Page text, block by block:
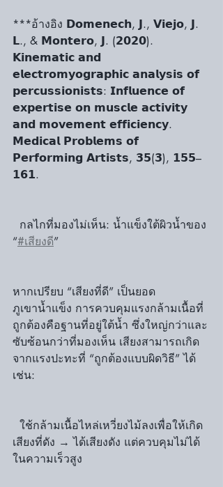
***อ้างอิง 𝗗𝗼𝗺𝗲𝗻𝗲𝗰𝗵, 𝗝., 𝗩𝗶𝗲𝗷𝗼, 𝗝.
𝗟., & 𝗠𝗼𝗻𝘁𝗲𝗿𝗼, 𝗝. (𝟮𝟬𝟮𝟬).
𝗞𝗶𝗻𝗲𝗺𝗮𝘁𝗶𝗰 𝗮𝗻𝗱
𝗲𝗹𝗲𝗰𝘁𝗿𝗼𝗺𝘆𝗼𝗴𝗿𝗮𝗽𝗵𝗶𝗰 𝗮𝗻𝗮𝗹𝘆𝘀𝗶𝘀 𝗼𝗳
𝗽𝗲𝗿𝗰𝘂𝘀𝘀𝗶𝗼𝗻𝗶𝘀𝘁𝘀: 𝗜𝗻𝗳𝗹𝘂𝗲𝗻𝗰𝗲 𝗼𝗳
𝗲𝘅𝗽𝗲𝗿𝘁𝗶𝘀𝗲 𝗼𝗻 𝗺𝘂𝘀𝗰𝗹𝗲 𝗮𝗰𝘁𝗶𝘃𝗶𝘁𝘆
𝗮𝗻𝗱 𝗺𝗼𝘃𝗲𝗺𝗲𝗻𝘁 𝗲𝗳𝗳𝗶𝗰𝗶𝗲𝗻𝗰𝘆.
𝗠𝗲𝗱𝗶𝗰𝗮𝗹 𝗣𝗿𝗼𝗯𝗹𝗲𝗺𝘀 𝗼𝗳
𝗣𝗲𝗿𝗳𝗼𝗿𝗺𝗶𝗻𝗴 𝗔𝗿𝘁𝗶𝘀𝘁𝘀, 𝟯𝟱(𝟯), 𝟭𝟱𝟱–
𝟭𝟲𝟭.
กลไกที่มองไม่เห็น: น้ำแข็งใต้ผิวน้ำของ
“#เสียงดี”
หากเปรียบ “เสียงที่ดี” เป็นยอด
ภูเขาน้ำแข็ง การควบคุมแรงกล้ามเนื้อที่
ถูกต้องคือฐานที่อยู่ใต้น้ำ ซึ่งใหญ่กว่าและ
ซับซ้อนกว่าที่มองเห็น เสียงสามารถเกิด
จากแรงปะทะที่ “ถูกต้องแบบผิดวิธี” ได้
เช่น:
ใช้กล้ามเนื้อไหล่เหวี่ยงไม้ลงเพื่อให้เกิด
เสียงที่ดัง → ได้เสียงดัง แต่ควบคุมไม่ได้
ในความเร็วสูง